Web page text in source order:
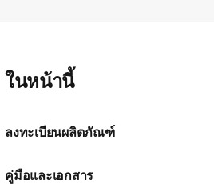
ในหน้านี้
ลงทะเบียนผลิตภัณฑ์
คู่มือและเอกสาร